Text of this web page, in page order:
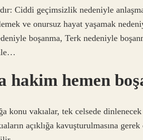
Ciddi geçimsizlik nedeniyle
ve onursuz hayat yaşamak
boşanma, Terk nedeniyle
hemen
konu vakıalar, tek celsede
açıklığa kavuşturulmasına gerek